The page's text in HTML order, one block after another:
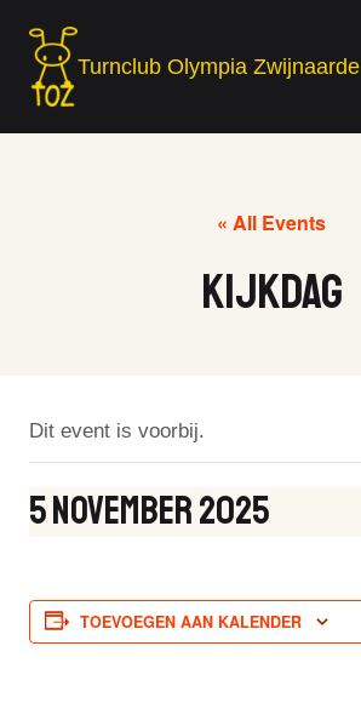
content
Turnclub Olympia Zwijnaarde
« All Events
Kijkdag
Dit event is voorbij.
5 November 2025
TOEVOEGEN AAN KALENDER